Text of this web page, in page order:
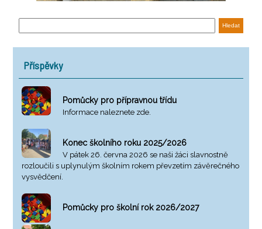
Příspěvky
Pomůcky pro přípravnou třídu
Informace naleznete zde.
Konec školního roku 2025/2026
V pátek 26. června 2026 se naši žáci slavnostně
rozloučili s uplynulým školním rokem převzetím závěrečného
vysvědčení.
Pomůcky pro školní rok 2026/2027